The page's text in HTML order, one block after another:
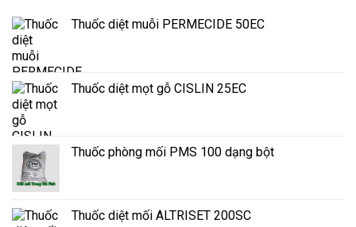
Thuốc diệt muỗi PERMECIDE 50EC
Thuốc diệt mọt gỗ CISLIN 25EC
Thuốc phòng mối PMS 100 dạng bột
Thuốc diệt mối ALTRISET 200SC